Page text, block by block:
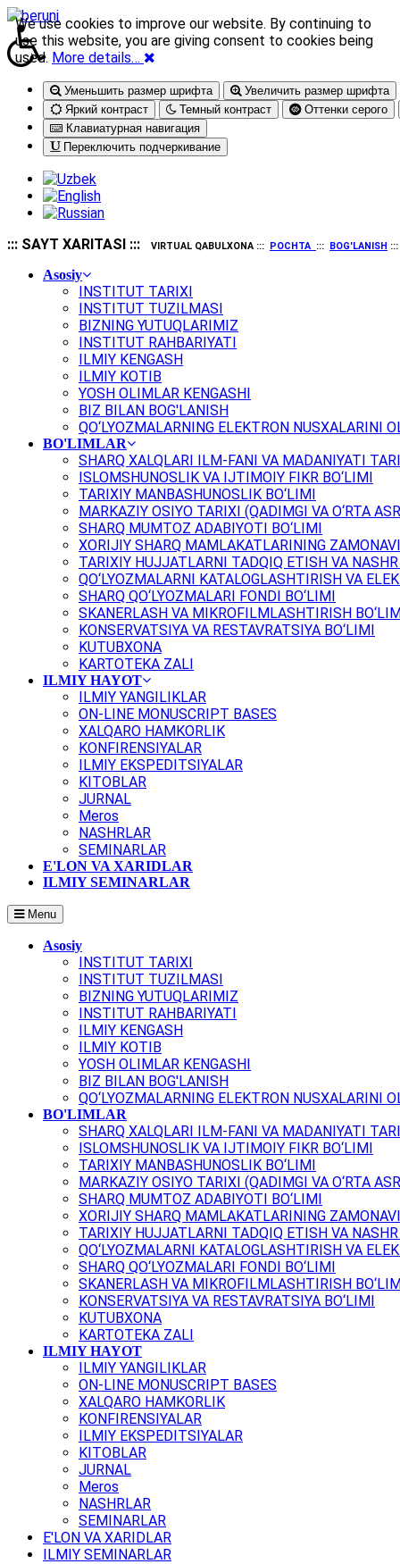
Уменьшить размер шрифта
Увеличить размер шрифта
Яркий контраст
Темный контраст
Оттенки серого
Клавиатурная навигация
Переключить подчеркивание
::: SAYT XARITASI ::: VIRTUAL QABULXONA ::: POCHTA ::: BOG'LANISH
Asosiy
INSTITUT TARIXI
INSTITUT TUZILMASI
BIZNING YUTUQLARIMIZ
INSTITUT RAHBARIYATI
ILMIY KENGASH
ILMIY KOTIB
YOSH OLIMLAR KENGASHI
BIZ BILAN BOG'LANISH
QO‘LYOZMALARNING ELEKTRON NUSXALARINI
BO'LIMLAR
SHARQ XALQLARI ILM-FANI VA MADANIYATI
ISLOMSHUNOSLIK VA IJTIMOIY FIKR BO‘LIMI
TARIXIY MANBASHUNOSLIK BO‘LIMI
MARKAZIY OSIYO TARIXI (QADIMGI VA O‘RTA
SHARQ MUMTOZ ADABIYOTI BO‘LIMI
XORIJIY SHARQ MAMLAKATLARINING
TARIXIY HUJJATLARNI TADQIQ ETISH VA
QO‘LYOZMALARNI KATALOGLASHTIRISH VA
SHARQ QO‘LYOZMALARI FONDI BO‘LIMI
SKANERLASH VA MIKROFILMLASHTIRISH
KONSERVATSIYA VA RESTAVRATSIYA BO‘LIMI
KUTUBXONA
KARTOTEKA ZALI
ILMIY HAYOT
ILMIY YANGILIKLAR
ON-LINE MONUSCRIPT BASES
XALQARO HAMKORLIK
KONFIRENSIYALAR
ILMIY EKSPEDITSIYALAR
KITOBLAR
JURNAL
Meros
NASHRLAR
SEMINARLAR
E'LON VA XARIDLAR
ILMIY SEMINARLAR
Menu
Asosiy
INSTITUT TARIXI
INSTITUT TUZILMASI
BIZNING YUTUQLARIMIZ
INSTITUT RAHBARIYATI
ILMIY KENGASH
ILMIY KOTIB
YOSH OLIMLAR KENGASHI
BIZ BILAN BOG'LANISH
QO‘LYOZMALARNING ELEKTRON NUSXALARINI
BO'LIMLAR
SHARQ XALQLARI ILM-FANI VA MADANIYATI
ISLOMSHUNOSLIK VA IJTIMOIY FIKR BO‘LIMI
TARIXIY MANBASHUNOSLIK BO‘LIMI
MARKAZIY OSIYO TARIXI (QADIMGI VA O‘RTA
SHARQ MUMTOZ ADABIYOTI BO‘LIMI
XORIJIY SHARQ MAMLAKATLARINING
TARIXIY HUJJATLARNI TADQIQ ETISH VA
QO‘LYOZMALARNI KATALOGLASHTIRISH VA
SHARQ QO‘LYOZMALARI FONDI BO‘LIMI
SKANERLASH VA MIKROFILMLASHTIRISH
KONSERVATSIYA VA RESTAVRATSIYA BO‘LIMI
KUTUBXONA
KARTOTEKA ZALI
ILMIY HAYOT
ILMIY YANGILIKLAR
ON-LINE MONUSCRIPT BASES
XALQARO HAMKORLIK
KONFIRENSIYALAR
ILMIY EKSPEDITSIYALAR
KITOBLAR
JURNAL
Meros
NASHRLAR
SEMINARLAR
E'LON VA XARIDLAR
ILMIY SEMINARLAR
We use cookies to improve our website. By continuing to
use this website, you are giving consent to cookies being
used. More details…